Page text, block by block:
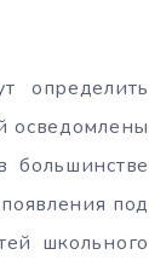
определить
осведомлены
под
школьного